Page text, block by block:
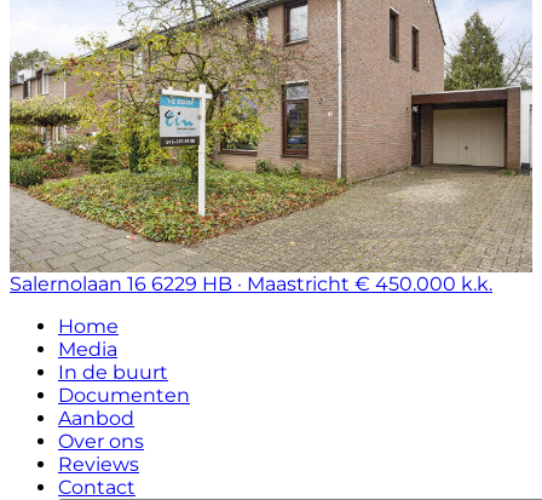
Salernolaan 16 6229 HB · Maastricht € 450.000 k.k.
Home
Media
In de buurt
Documenten
Aanbod
Over ons
Reviews
Contact